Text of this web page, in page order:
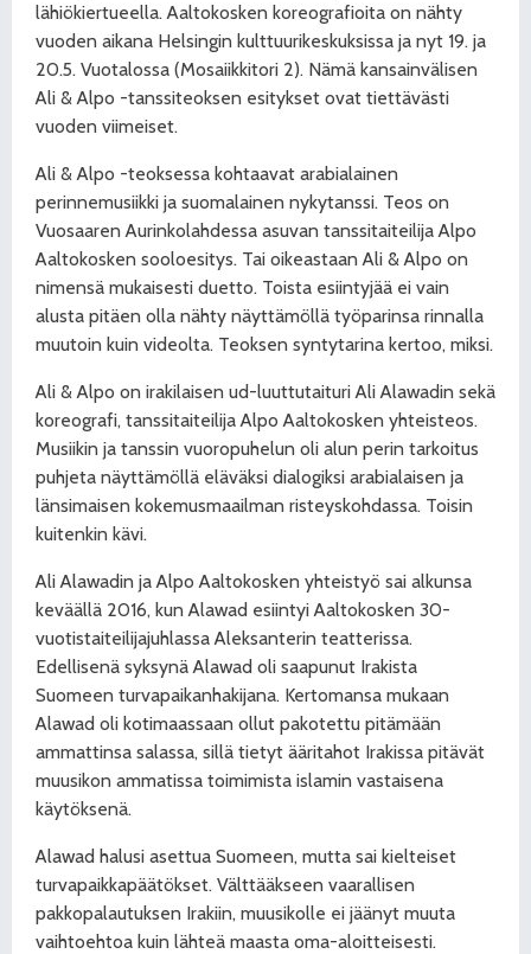
lähiökiertueella. Aaltokosken koreografioita on nähty
vuoden aikana Helsingin kulttuurikeskuksissa ja nyt 19. ja
20.5. Vuotalossa (Mosaiikkitori 2). Nämä kansainvälisen
Ali & Alpo -tanssiteoksen esitykset ovat tiettävästi
vuoden viimeiset.
Ali & Alpo -teoksessa kohtaavat arabialainen
perinnemusiikki ja suomalainen nykytanssi. Teos on
Vuosaaren Aurinkolahdessa asuvan tanssitaiteilija Alpo
Aaltokosken sooloesitys. Tai oikeastaan Ali & Alpo on
nimensä mukaisesti duetto. Toista esiintyjää ei vain
alusta pitäen olla nähty näyttämöllä työparinsa rinnalla
muutoin kuin videolta. Teoksen syntytarina kertoo, miksi.
Ali & Alpo on irakilaisen ud-luuttutaituri Ali Alawadin sekä
koreografi, tanssitaiteilija Alpo Aaltokosken yhteisteos.
Musiikin ja tanssin vuoropuhelun oli alun perin tarkoitus
puhjeta näyttämöllä eläväksi dialogiksi arabialaisen ja
länsimaisen kokemusmaailman risteyskohdassa. Toisin
kuitenkin kävi.
Ali Alawadin ja Alpo Aaltokosken yhteistyö sai alkunsa
keväällä 2016, kun Alawad esiintyi Aaltokosken 30-
vuotistaiteilijajuhlassa Aleksanterin teatterissa.
Edellisenä syksynä Alawad oli saapunut Irakista
Suomeen turvapaikanhakijana. Kertomansa mukaan
Alawad oli kotimaassaan ollut pakotettu pitämään
ammattinsa salassa, sillä tietyt ääritahot Irakissa pitävät
muusikon ammatissa toimimista islamin vastaisena
käytöksenä.
Alawad halusi asettua Suomeen, mutta sai kielteiset
turvapaikkapäätökset. Välttääkseen vaarallisen
pakkopalautuksen Irakiin, muusikolle ei jäänyt muuta
vaihtoehtoa kuin lähteä maasta oma-aloitteisesti.